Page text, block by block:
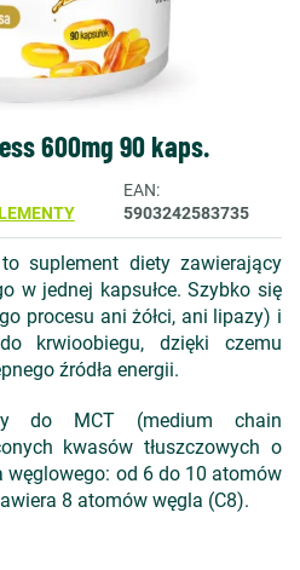
600mg 90 kaps.
EAN
5903242583735
suplement diety zawierający
w jednej kapsułce. Szybko się
procesu ani żółci, ani lipazy) i
krwioobiegu, dzięki czemu
źródła energii.
do MCT (medium chain
kwasów tłuszczowych o
węglowego: od 6 do 10 atomów
8 atomów węgla (C8).